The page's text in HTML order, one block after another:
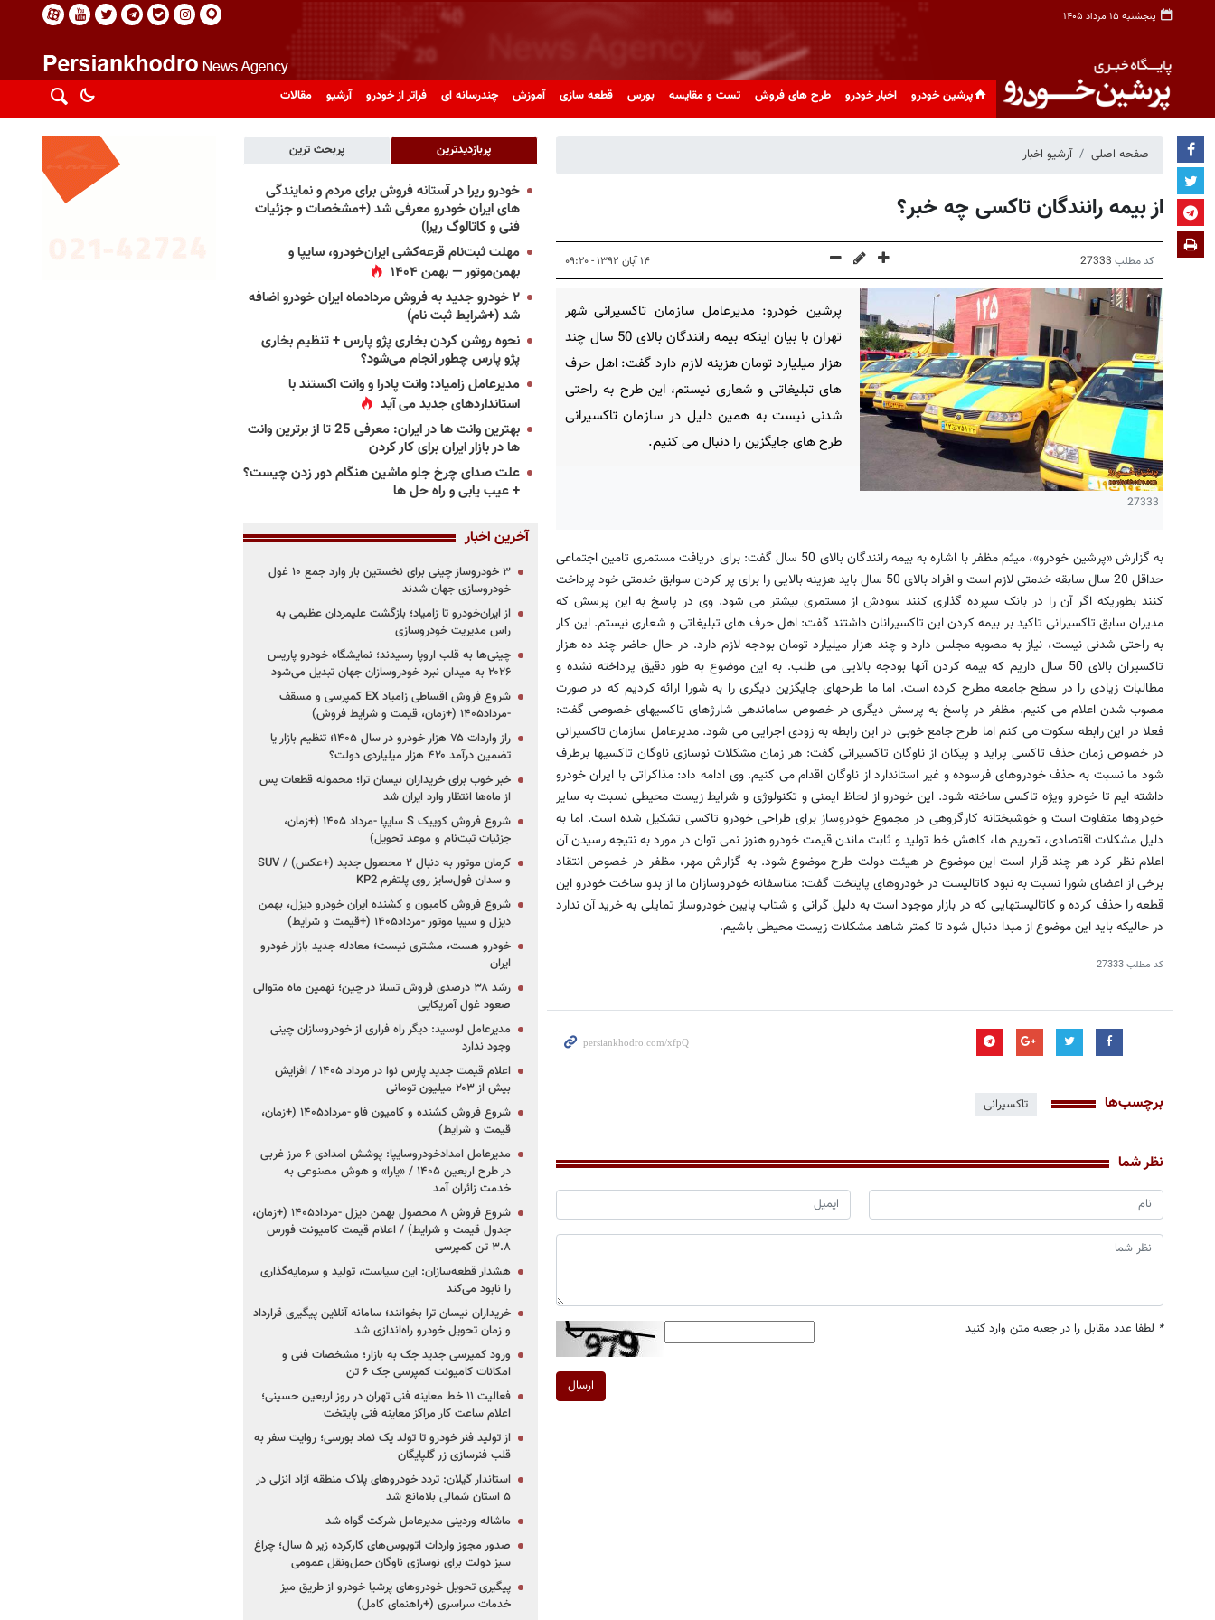
پنجشنبه ۱۵ مرداد ۱۴۰۵
پرشین خودرو اخبار خودرو طرح های فروش تست و مقایسه بورس قطعه سازی آموزش چندرسانه ای فراتر از خودرو آرشیو مقالات
صفحه اصلی آرشیو اخبار
از بیمه رانندگان تاکسی چه خبر؟
کد مطلب 27333 ۱۴ آبان ۱۳۹۲ - ۰۹:۲۰
27333
پرشین خودرو: مدیرعامل سازمان تاکسیرانی شهر
تهران با بیان اینکه بیمه رانندگان بالای 50 سال چند
هزار میلیارد تومان هزینه لازم دارد گفت: اهل حرف
های تبلیغاتی و شعاری نیستم، این طرح به راحتی
شدنی نیست به همین دلیل در سازمان تاکسیرانی
طرح های جایگزین را دنبال می کنیم.
به گزارش «پرشین خودرو»، میثم مظفر با اشاره به بیمه رانندگان بالای 50 سال گفت: برای دریافت مستمری تامین اجتماعی
حداقل 20 سال سابقه خدمتی لازم است و افراد بالای 50 سال باید هزینه بالایی را برای پر کردن سوابق خدمتی خود پرداخت
کنند بطوریکه اگر آن را در بانک سپرده گذاری کنند سودش از مستمری بیشتر می شود. وی در پاسخ به این پرسش که
مدیران سابق تاکسیرانی تاکید بر بیمه کردن این تاکسیرانان داشتند گفت: اهل حرف های تبلیغاتی و شعاری نیستم. این کار
به راحتی شدنی نیست، نیاز به مصوبه مجلس دارد و چند هزار میلیارد تومان بودجه لازم دارد. در حال حاضر چند ده هزار
تاکسیران بالای 50 سال داریم که بیمه کردن آنها بودجه بالایی می طلب. به این موضوع به طور دقیق پرداخته نشده و
مطالبات زیادی را در سطح جامعه مطرح کرده است. اما ما طرحهای جایگزین دیگری را به شورا ارائه کردیم که در صورت
مصوب شدن اعلام می کنیم. مظفر در پاسخ به پرسش دیگری در خصوص ساماندهی شارژهای تاکسیهای خصوصی گفت:
فعلا در این رابطه سکوت می کنم اما طرح جامع خوبی در این رابطه به زودی اجرایی می شود. مدیرعامل سازمان تاکسیرانی
در خصوص زمان حذف تاکسی پراید و پیکان از ناوگان تاکسیرانی گفت: هر زمان مشکلات نوسازی ناوگان تاکسیها برطرف
شود ما نسبت به حذف خودروهای فرسوده و غیر استاندارد از ناوگان اقدام می کنیم. وی ادامه داد: مذاکراتی با ایران خودرو
داشته ایم تا خودرو ویژه تاکسی ساخته شود. این خودرو از لحاظ ایمنی و تکنولوژی و شرایط زیست محیطی نسبت به سایر
خودروها متفاوت است و خوشبختانه کارگروهی در مجموع خودروساز برای طراحی خودرو تاکسی تشکیل شده است. اما به
دلیل مشکلات اقتصادی، تحریم ها، کاهش خط تولید و ثابت ماندن قیمت خودرو هنوز نمی توان در مورد به نتیجه رسیدن آن
اعلام نظر کرد هر چند قرار است این موضوع در هیئت دولت طرح موضوع شود. به گزارش مهر، مظفر در خصوص انتقاد
برخی از اعضای شورا نسبت به نبود کاتالیست در خودروهای پایتخت گفت: متاسفانه خودروسازان ما از بدو ساخت خودرو این
قطعه را حذف کرده و کاتالیستهایی که در بازار موجود است به دلیل گرانی و شتاب پایین خودروساز تمایلی به خرید آن ندارد
در حالیکه باید این موضوع از مبدا دنبال شود تا کمتر شاهد مشکلات زیست محیطی باشیم.
کد مطلب27333
برچسب‌ها تاکسیرانی
نظر شما
* لطفا عدد مقابل را در جعبه متن وارد کنید
ارسال
پربازدیدترین پربحث ترین
خودرو ریرا در آستانه فروش برای مردم و نمایندگی
های ایران خودرو معرفی شد (+مشخصات و جزئیات
فنی و کاتالوگ ریرا)
مهلت ثبت‌نام قرعه‌کشی ایران‌خودرو، سایپا و
بهمن‌موتور — بهمن ۱۴۰۴
۲ خودرو جدید به فروش مردادماه ایران خودرو اضافه
شد (+شرایط ثبت نام)
نحوه روشن کردن بخاری پژو پارس + تنظیم بخاری
پژو پارس چطور انجام می‌شود؟
مدیرعامل زامیاد: وانت پادرا و وانت اکستند با
استانداردهای جدید می آید
بهترین وانت ها در ایران: معرفی 25 تا از برترین وانت
ها در بازار ایران برای کار کردن
علت صدای چرخ جلو ماشین هنگام دور زدن چیست؟
+ عیب یابی و راه حل ها
آخرین اخبار
۳ خودروساز چینی برای نخستین بار وارد جمع ۱۰ غول
خودروسازی جهان شدند
از ایران‌خودرو تا زامیاد؛ بازگشت علیمردان عظیمی به
راس مدیریت خودروسازی
چینی‌ها به قلب اروپا رسیدند؛ نمایشگاه خودرو پاریس
۲۰۲۶ به میدان نبرد خودروسازان جهان تبدیل می‌شود
شروع فروش اقساطی زامیاد EX کمپرسی و مسقف
-مرداد۱۴۰۵ (+زمان، قیمت و شرایط فروش)
راز واردات ۷۵ هزار خودرو در سال ۱۴۰۵؛ تنظیم بازار یا
تضمین درآمد ۴۲۰ هزار میلیاردی دولت؟
خبر خوب برای خریداران نیسان ترا؛ محموله قطعات پس
از ماه‌ها انتظار وارد ایران شد
شروع فروش کوییک S سایپا -مرداد ۱۴۰۵ (+زمان،
جزئیات ثبت‌نام و موعد تحویل)
کرمان موتور به دنبال ۲ محصول جدید (+عکس) / SUV
و سدان فول‌سایز روی پلتفرم KP2
شروع فروش کامیون و کشنده ایران خودرو دیزل، بهمن
دیزل و سیبا موتور -مرداد۱۴۰۵ (+قیمت و شرایط)
خودرو هست، مشتری نیست؛ معادله جدید بازار خودرو
ایران
رشد ۳۸ درصدی فروش تسلا در چین؛ نهمین ماه متوالی
صعود غول آمریکایی
مدیرعامل لوسید: دیگر راه فراری از خودروسازان چینی
وجود ندارد
اعلام قیمت جدید پارس نوا در مرداد ۱۴۰۵ / افزایش
بیش از ۲۰۳ میلیون تومانی
شروع فروش کشنده و کامیون فاو -مرداد۱۴۰۵ (+زمان،
قیمت و شرایط)
مدیرعامل امدادخودروسایپا: پوشش امدادی ۶ مرز غربی
در طرح اربعین ۱۴۰۵ / «یارا» و هوش مصنوعی به
خدمت زائران آمد
شروع فروش ۸ محصول بهمن دیزل -مرداد۱۴۰۵ (+زمان،
جدول قیمت و شرایط) / اعلام قیمت کامیونت فورس
۳.۸ تن کمپرسی
هشدار قطعه‌سازان: این سیاست، تولید و سرمایه‌گذاری
را نابود می‌کند
خریداران نیسان ترا بخوانند؛ سامانه آنلاین پیگیری قرارداد
و زمان تحویل خودرو راه‌اندازی شد
ورود کمپرسی جدید جک به بازار؛ مشخصات فنی و
امکانات کامیونت کمپرسی جک ۶ تن
فعالیت ۱۱ خط معاینه فنی تهران در روز اربعین حسینی؛
اعلام ساعت کار مراکز معاینه فنی پایتخت
از تولید فنر خودرو تا تولد یک نماد بورسی؛ روایت سفر به
قلب فنرسازی زر گلپایگان
استاندار گیلان: تردد خودروهای پلاک منطقه آزاد انزلی در
۵ استان شمالی بلامانع شد
ماشاله وردینی مدیرعامل شرکت گواه شد
صدور مجوز واردات اتوبوس‌های کارکرده زیر ۵ سال؛ چراغ
سبز دولت برای نوسازی ناوگان حمل‌ونقل عمومی
پیگیری تحویل خودروهای پرشیا خودرو از طریق میز
خدمات سراسری (+راهنمای کامل)